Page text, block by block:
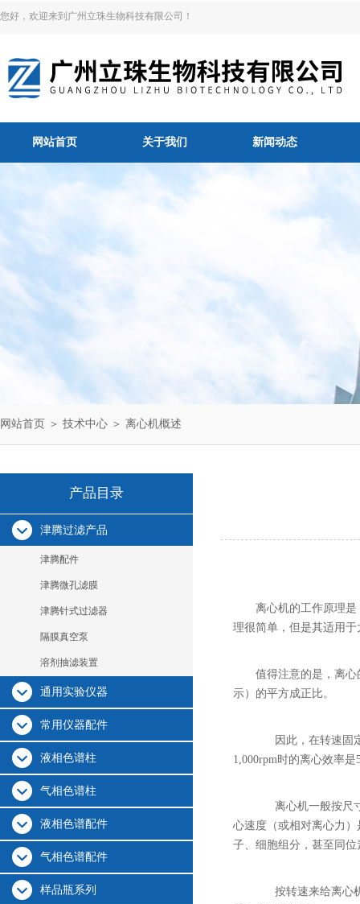
您好，欢迎来到广州立珠生物科技有限公司！
网站首页 关于我们 新闻动态
网站首页 ＞ 技术中心 ＞ 离心机概述
产品目录
津腾过滤产品
津腾配件
津腾微孔滤膜
津腾针式过滤器
隔膜真空泵
溶剂抽滤装置
通用实验仪器
常用仪器配件
液相色谱柱
气相色谱柱
液相色谱配件
气相色谱配件
样品瓶系列
离心机的工作原理
理很简单，但是其适用
值得注意的是，离
示）的平方成正比。
因此，在转速固
1,000rpm时的离心效率是
离心机一般按尺
心速度（或相对离心力
子、细胞组分，甚至同
按转速来给离心